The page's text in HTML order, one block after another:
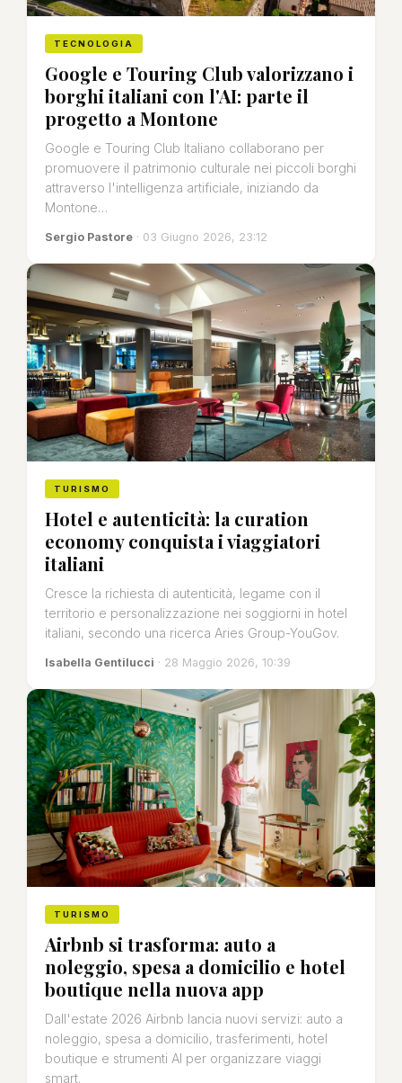
TECNOLOGIA
Google e Touring Club valorizzano i
borghi italiani con l'AI: parte il
progetto a Montone
Google e Touring Club Italiano collaborano per
promuovere il patrimonio culturale nei piccoli borghi
attraverso l'intelligenza artificiale, iniziando da
Montone…
Sergio Pastore · 03 Giugno 2026, 23:12
TURISMO
Hotel e autenticità: la curation
economy conquista i viaggiatori
italiani
Cresce la richiesta di autenticità, legame con il
territorio e personalizzazione nei soggiorni in hotel
italiani, secondo una ricerca Aries Group-YouGov.
Isabella Gentilucci · 28 Maggio 2026, 10:39
TURISMO
Airbnb si trasforma: auto a
noleggio, spesa a domicilio e hotel
boutique nella nuova app
Dall'estate 2026 Airbnb lancia nuovi servizi: auto a
noleggio, spesa a domicilio, trasferimenti, hotel
boutique e strumenti AI per organizzare viaggi
smart.